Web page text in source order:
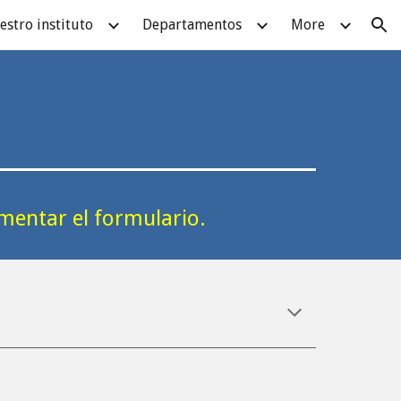
instituto Departamentos More
el formulario.